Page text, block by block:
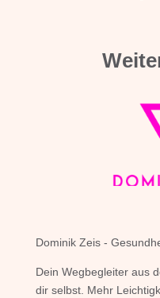
Dominik Zeis -
Dein Wegbegleiter aus
dir selbst. Mehr